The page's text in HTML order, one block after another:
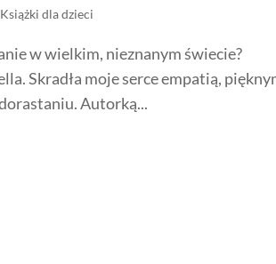
Książki dla dzieci
w wielkim, nieznanym świecie?
Skradła moje serce empatią,
Autorką...